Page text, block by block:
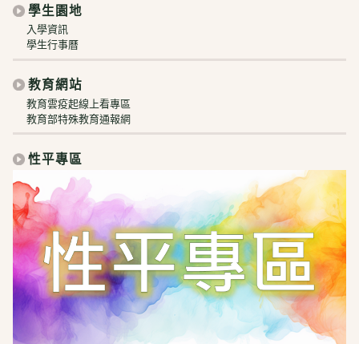
學生園地
入學資訊
學生行事曆
教育網站
教育雲疫起線上看專區
教育部特殊教育通報網
性平專區